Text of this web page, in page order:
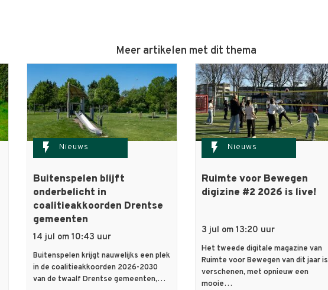
Meer artikelen met dit thema
flash_on Nieuws
Buitenspelen blijft
onderbelicht in
coalitieakkoorden Drentse
gemeenten
14 jul om 10:43 uur
Buitenspelen krijgt nauwelijks een plek
in de coalitieakkoorden 2026-2030
van de twaalf Drentse gemeenten,…
flash_on Nieuws
Ruimte voor Bewegen
digizine #2 2026 is live!
3 jul om 13:20 uur
Het tweede digitale magazine van
Ruimte voor Bewegen van dit jaar is
verschenen, met opnieuw een
mooie…